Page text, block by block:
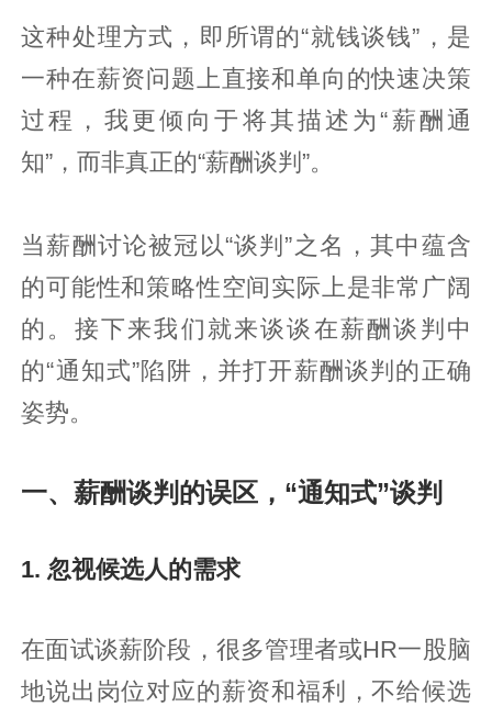
这种处理方式，即所谓的“就钱谈钱”，是
一种在薪资问题上直接和单向的快速决策
过程，我更倾向于将其描述为“薪酬通
知”，而非真正的“薪酬谈判”。
当薪酬讨论被冠以“谈判”之名，其中蕴含
的可能性和策略性空间实际上是非常广阔
的。接下来我们就来谈谈在薪酬谈判中
的“通知式”陷阱，并打开薪酬谈判的正确
姿势。
一、薪酬谈判的误区，“通知式”谈判
1. 忽视候选人的需求
在面试谈薪阶段，很多管理者或HR一股脑
地说出岗位对应的薪资和福利，不给候选